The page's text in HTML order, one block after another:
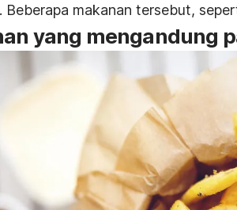
Beberapa makanan tersebut,
yang mengandung